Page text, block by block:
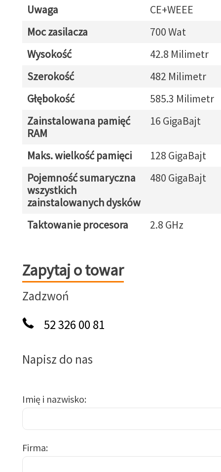
Uwaga
CE+WEEE
Moc zasilacza
700 Wat
Wysokość
42.8 Milimetr
Szerokość
482 Milimetr
Głębokość
585.3 Milimetr
Zainstalowana pamięć
RAM
16 GigaBajt
Maks. wielkość pamięci
128 GigaBajt
Pojemność sumaryczna
wszystkich
zainstalowanych dysków
480 GigaBajt
Taktowanie procesora 2.8 GHz
Zapytaj o towar
Zapytaj o towar
Zadzwoń
52 326 00 81
Napisz do nas
Imię i nazwisko
Firma